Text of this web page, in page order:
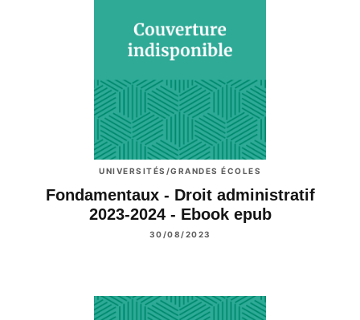
UNIVERSITÉS/GRANDES ÉCOLES
Fondamentaux - Droit administratif
2023-2024 - Ebook epub
30/08/2023